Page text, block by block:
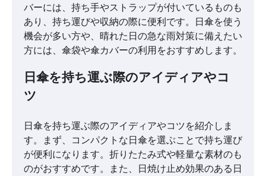
バーには、持ち手やストラップが付いているものも
あり、持ち運びや収納の際に便利です。日傘を使う
機会が多い方や、晴れた日の急な雨対策に備えたい
方には、傘袋や傘カバーの利用をおすすめします。
日傘を持ち運ぶ際のアイディアやコ
ツ
日傘を持ち運ぶ際のアイディアやコツを紹介しま
す。まず、コンパクトな日傘を選ぶことで持ち運び
が便利になります。折りたたみ式や軽量な素材のも
のがおすすめです。また、日焼け止め効果のある日